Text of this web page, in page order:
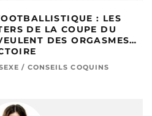
: LES
DE LA COUPE DU
DES ORGASMES…
/ CONSEILS COQUINS